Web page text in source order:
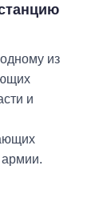
из
и
армии.